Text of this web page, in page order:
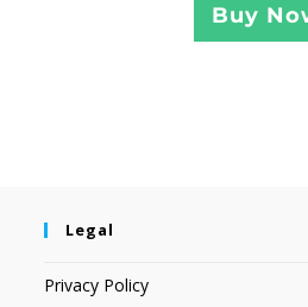
Buy
Legal
Privacy Policy